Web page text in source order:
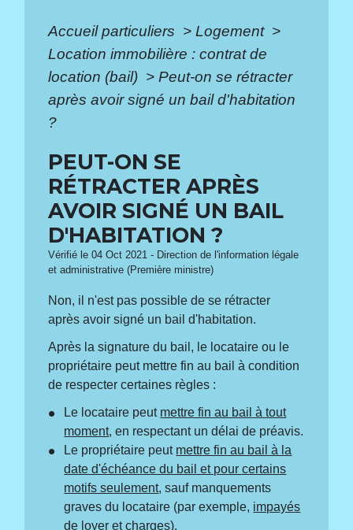
Accueil particuliers > Logement >
Location immobilière : contrat de
location (bail) > Peut-on se rétracter
après avoir signé un bail d'habitation
?
PEUT-ON SE
RÉTRACTER APRÈS
AVOIR SIGNÉ UN BAIL
D'HABITATION ?
Vérifié le 04 Oct 2021 - Direction de l'information légale
et administrative (Première ministre)
Non, il n'est pas possible de se rétracter
après avoir signé un bail d'habitation.
Après la signature du bail, le locataire ou le
propriétaire peut mettre fin au bail à condition
de respecter certaines règles :
Le locataire peut mettre fin au bail à tout
moment, en respectant un délai de préavis.
Le propriétaire peut mettre fin au bail à la
date d'échéance du bail et pour certains
motifs seulement, sauf manquements
graves du locataire (par exemple, impayés
de loyer et charges).